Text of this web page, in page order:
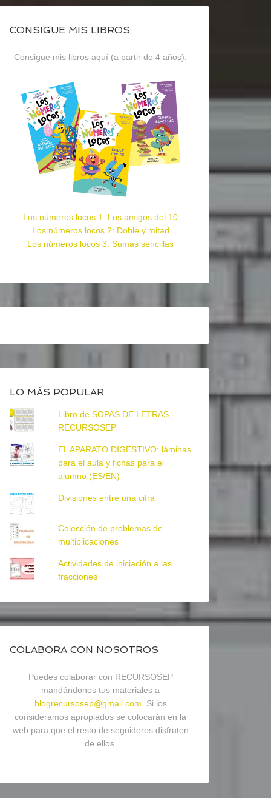
CONSIGUE MIS LIBROS
Consigue mis libros aquí (a partir de 4 años):
Los números locos 1: Los amigos del 10
Los números locos 2: Doble y mitad
Los números locos 3: Sumas sencillas
LO MÁS POPULAR
Libro de SOPAS DE LETRAS -
RECURSOSEP
EL APARATO DIGESTIVO: láminas
para el aula y fichas para el
alumno (ES/EN)
Divisiones entre una cifra
Colección de problemas de
multiplicaciones
Actividades de iniciación a las
fracciones
COLABORA CON NOSOTROS
Puedes colaborar con RECURSOSEP
mandándonos tus materiales a
blogrecursosep@gmail.com . Si los
consideramos apropiados se colocarán en la
web para que el resto de seguidores disfruten
de ellos.